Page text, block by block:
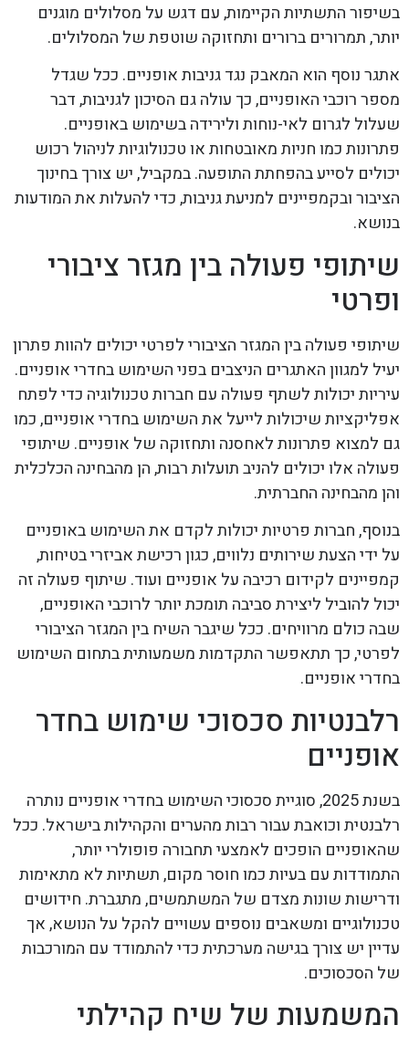
בשיפור התשתיות הקיימות, עם דגש על מסלולים מוגנים
יותר, תמרורים ברורים ותחזוקה שוטפת של המסלולים.
אתגר נוסף הוא המאבק נגד גניבות אופניים. ככל שגדל
מספר רוכבי האופניים, כך עולה גם הסיכון לגניבות, דבר
שעלול לגרום לאי-נוחות ולירידה בשימוש באופניים.
פתרונות כמו חניות מאובטחות או טכנולוגיות לניהול רכוש
יכולים לסייע בהפחתת התופעה. במקביל, יש צורך בחינוך
הציבור ובקמפיינים למניעת גניבות, כדי להעלות את המודעות
בנושא.
שיתופי פעולה בין מגזר ציבורי
ופרטי
שיתופי פעולה בין המגזר הציבורי לפרטי יכולים להוות פתרון
יעיל למגוון האתגרים הניצבים בפני השימוש בחדרי אופניים.
עיריות יכולות לשתף פעולה עם חברות טכנולוגיה כדי לפתח
אפליקציות שיכולות לייעל את השימוש בחדרי אופניים, כמו
גם למצוא פתרונות לאחסנה ותחזוקה של אופניים. שיתופי
פעולה אלו יכולים להניב תועלות רבות, הן מהבחינה הכלכלית
והן מהבחינה החברתית.
בנוסף, חברות פרטיות יכולות לקדם את השימוש באופניים
על ידי הצעת שירותים נלווים, כגון רכישת אביזרי בטיחות,
קמפיינים לקידום רכיבה על אופניים ועוד. שיתוף פעולה זה
יכול להוביל ליצירת סביבה תומכת יותר לרוכבי האופניים,
שבה כולם מרוויחים. ככל שיגבר השיח בין המגזר הציבורי
לפרטי, כך תתאפשר התקדמות משמעותית בתחום השימוש
בחדרי אופניים.
רלבנטיות סכסוכי שימוש בחדר
אופניים
בשנת 2025, סוגיית סכסוכי השימוש בחדרי אופניים נותרה
רלבנטית וכואבת עבור רבות מהערים והקהילות בישראל. ככל
שהאופניים הופכים לאמצעי תחבורה פופולרי יותר,
התמודדות עם בעיות כמו חוסר מקום, תשתיות לא מתאימות
ודרישות שונות מצדם של המשתמשים, מתגברת. חידושים
טכנולוגיים ומשאבים נוספים עשויים להקל על הנושא, אך
עדיין יש צורך בגישה מערכתית כדי להתמודד עם המורכבות
של הסכסוכים.
המשמעות של שיח קהילתי